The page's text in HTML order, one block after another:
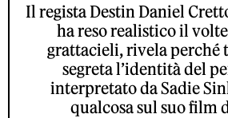
Il regista Destin Daniel
ha reso realistico il
grattacieli, rivela perché
segreta l’identità del
interpretato da Sadie
qualcosa sul suo film